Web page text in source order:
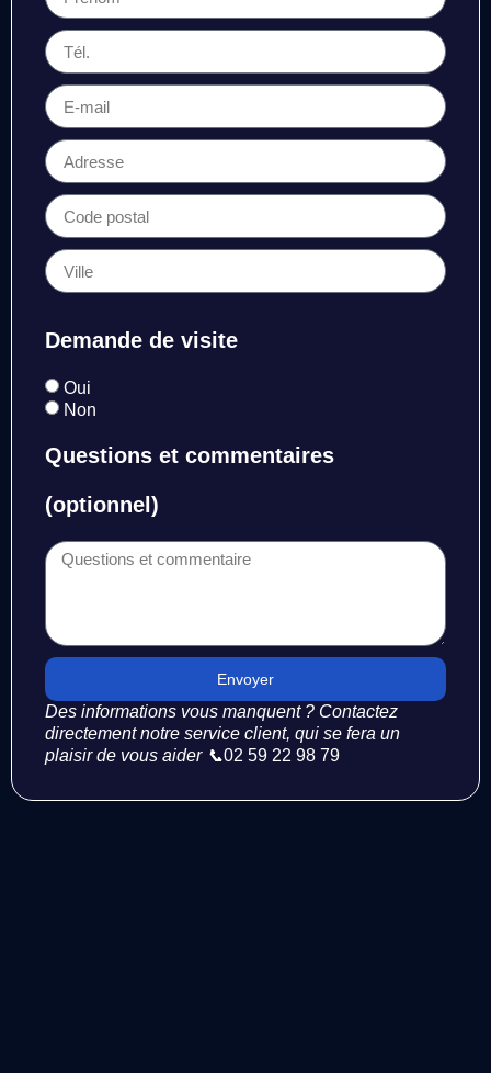
Demande de visite
Oui
Non
Questions et commentaires
(optionnel)
Envoyer
Des informations vous manquent ? Contactez
directement notre service client, qui se fera un
plaisir de vous aider 📞02 59 22 98 79